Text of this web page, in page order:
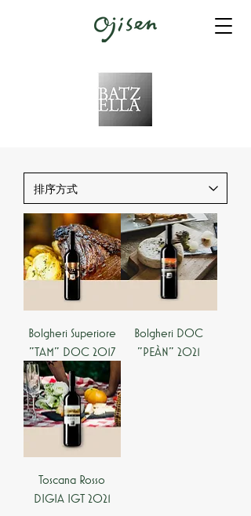
Bolgheri Superiore
"TAM" DOC 2017
Bolgheri DOC
"PEÀN" 2021
Toscana Rosso
DIGIA IGT 2021